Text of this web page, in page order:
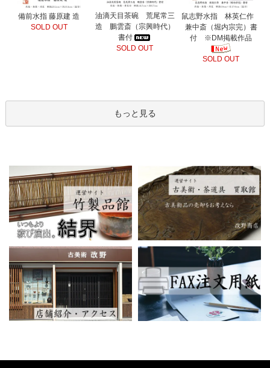
備前水指 藤原建 造
SOLD OUT
油滴天目茶碗 荒尾常三
造 鵬雲斎（宗興時代）
書付
SOLD OUT
鼠志野水指 林英仁作
兼中斎（堀内宗完）書
付 ※DM掲載作品
SOLD OUT
もっと見る